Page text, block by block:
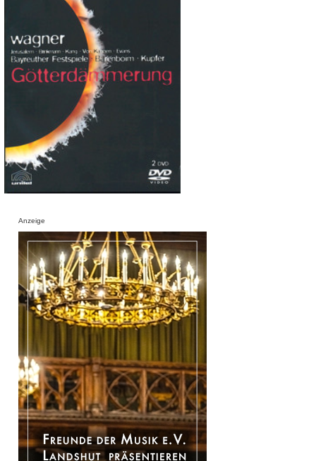
Anzeige